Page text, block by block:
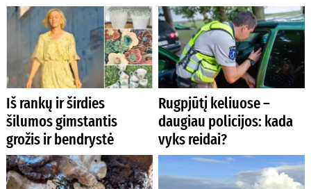
Iš rankų ir širdies
šilumos gimstantis
grožis ir bendrystė
Rugpjūtį keliuose –
daugiau policijos: kada
vyks reidai?